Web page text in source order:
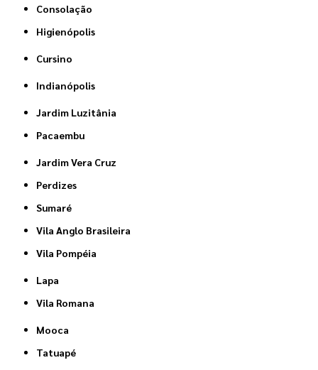
Consolação
Higienópolis
Cursino
Indianópolis
Jardim Luzitânia
Pacaembu
Jardim Vera Cruz
Perdizes
Sumaré
Vila Anglo Brasileira
Vila Pompéia
Lapa
Vila Romana
Mooca
Tatuapé